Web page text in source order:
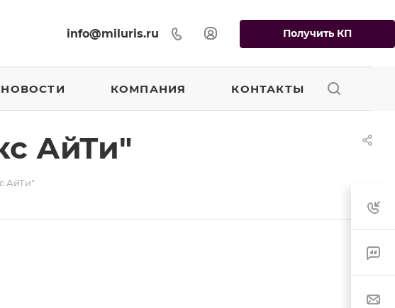
info@miluris.ru Получить КП
НОВОСТИ КОМПАНИЯ КОНТАКТЫ
АйТи"
АйТи"